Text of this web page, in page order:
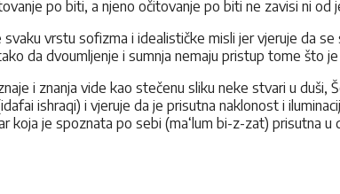
po biti, a njeno očitovanje po biti ne zavisi ni od
vrstu sofizma i idealističke misli jer vjeruje da
da dvoumljenje i sumnja nemaju pristup tome što
i znanja vide kao stečenu sliku neke stvari u duši,
ishraqi) i vjeruje da je prisutna naklonost i
je spoznata po sebi (ma‘lum bi-z-zat) prisutna u